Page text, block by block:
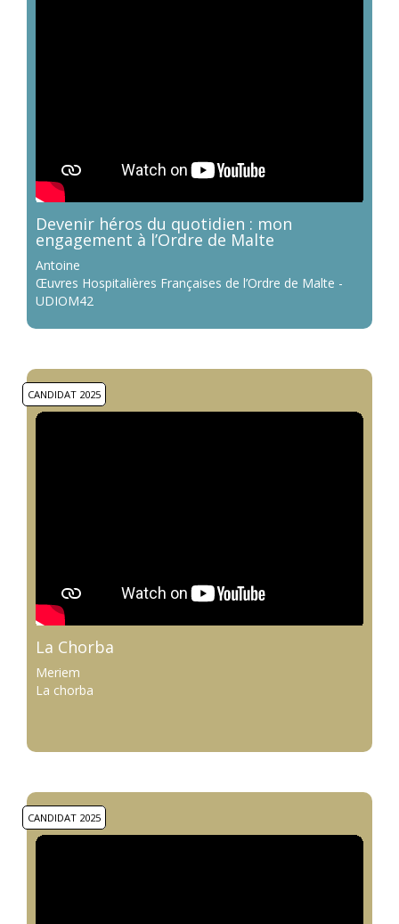
Devenir héros du quotidien : mon
engagement à l’Ordre de Malte
Antoine
Œuvres Hospitalières Françaises de l’Ordre de Malte -
UDIOM42
CANDIDAT 2025
La Chorba
Meriem
La chorba
CANDIDAT 2025